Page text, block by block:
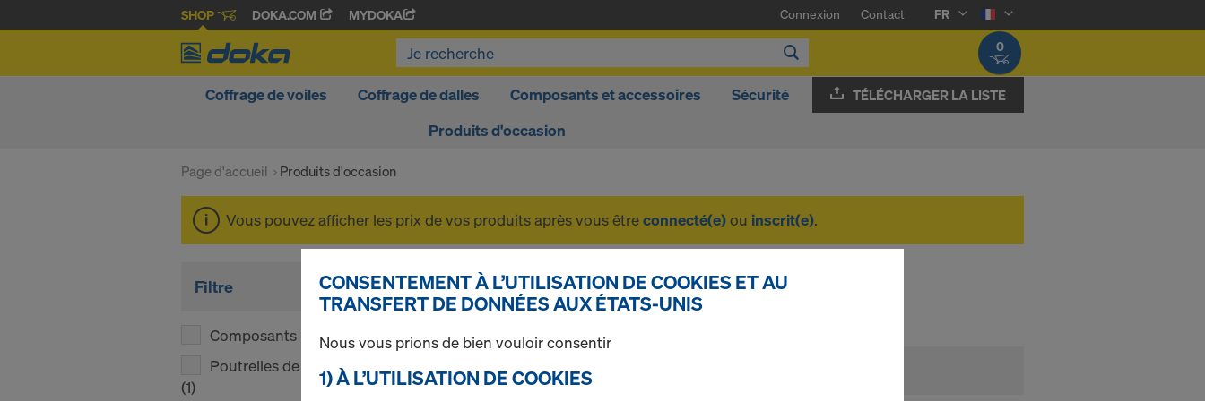
SHOP DOKA.COM MYDOKA Connexion Contact
FR
0
Coffrage de voiles Coffrage de dalles Composants et accessoires
Sécurité
Produits d'occasion
TÉLÉCHARGER LA LISTE
Page d'accueil Produits d'occasion
Vous pouvez afficher les prix de vos produits après vous êtreconnecté(e)ou inscrit(e).
Filtre
Composants
Poutrelles de coffrage
(1)
Produits d'occasion
1 produits trouvés
CONSENTEMENT À L’UTILISATION DE COOKIES ET AU
TRANSFERT DE DONNÉES AUX ÉTATS-UNIS
Nous vous prions de bien vouloir consentir
1) À L’UTILISATION DE COOKIES